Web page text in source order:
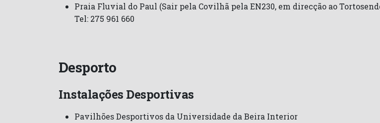
Praia Fluvial do Paul (Sair pela Covilhã pela EN230, em direcção ao
Tel: 275 961 660
Desporto
Instalações Desportivas
Pavilhões Desportivos da Universidade da Beira Interior